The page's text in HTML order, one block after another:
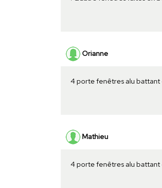
Orianne
4 porte fenêtres alu battant
Mathieu
4 porte fenêtres alu battant